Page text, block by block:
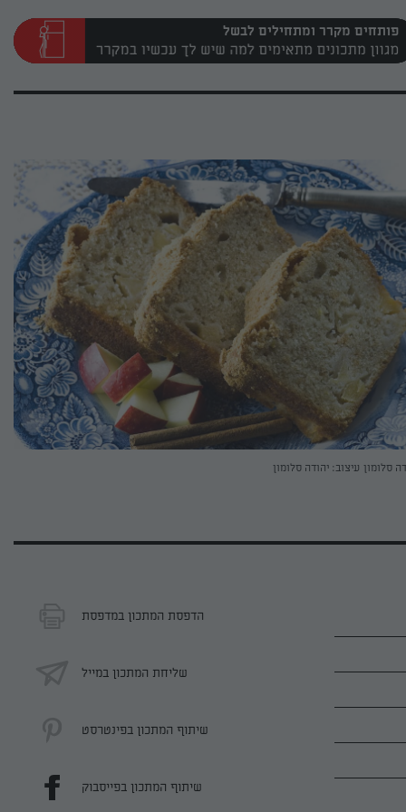
פותחים מקרר ומתחילים לבשל
סלומון עיצוב: יהודה סלומון
הדפסת המתכון במדפסת
שליחת המתכון במייל
שיתוף המתכון בפינטרסט
שיתוף המתכון בפייסבוק